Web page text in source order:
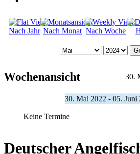
Nach Jahr Nach Monat Nach Woche
Wochenansicht 30.
30. Mai 2022 - 05. Juni
Keine Termine
Deutscher